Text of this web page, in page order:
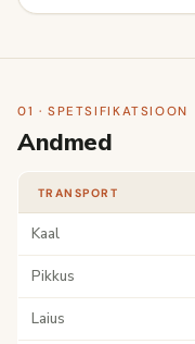
01 · SPETSIFIKATSIOON
Andmed
TRANSPORT
Kaal
Pikkus
Laius